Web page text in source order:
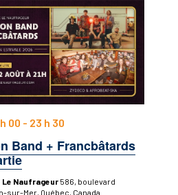
Band + Francbâtards
00 - 23 h 30
Naufrageur 586, boulevard
sur-Mer, Québec, Canada